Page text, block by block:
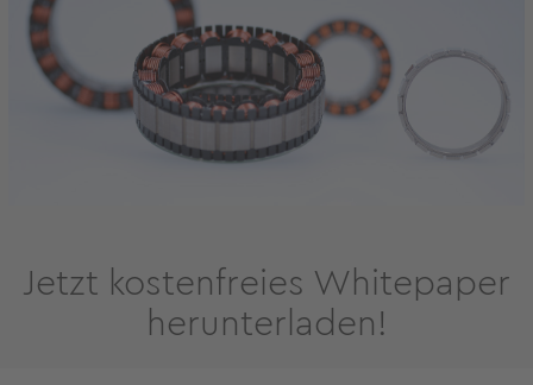
Jetzt kostenfreies Whitepaper
herunterladen!